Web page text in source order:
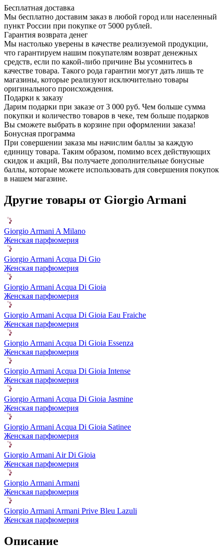
Бесплатная доставка
Мы бесплатно доставим заказ в любой город или населенный
пункт России при покупке от 5000 рублей.
Гарантия возврата денег
Мы настолько уверены в качестве реализуемой продукции,
что гарантируем нашим покупателям возврат денежных
средств, если по какой-либо причине Вы усомнитесь в
качестве товара. Такого рода гарантии могут дать лишь те
магазины, которые реализуют исключительно товары
оригинального происхождения.
Подарки к заказу
Дарим подарки при заказе от 3 000 руб. Чем больше сумма
покупки и количество товаров в чеке, тем больше подарков
Вы сможете выбрать в корзине при оформлении заказа!
Бонусная программа
При совершении заказа мы начислим баллы за каждую
единицу товара. Таким образом, помимо всех действующих
скидок и акций, Вы получаете дополнительные бонусные
баллы, которые можете использовать для совершения покупок
в нашем магазине.
Другие товары от Giorgio Armani
Giorgio Armani A Milano
Женская парфюмерия
Giorgio Armani Acqua Di Gio
Женская парфюмерия
Giorgio Armani Acqua Di Gioia
Женская парфюмерия
Giorgio Armani Acqua Di Gioia Eau Fraiche
Женская парфюмерия
Giorgio Armani Acqua Di Gioia Essenza
Женская парфюмерия
Giorgio Armani Acqua Di Gioia Intense
Женская парфюмерия
Giorgio Armani Acqua Di Gioia Jasmine
Женская парфюмерия
Giorgio Armani Acqua Di Gioia Satinee
Женская парфюмерия
Giorgio Armani Air Di Gioia
Женская парфюмерия
Giorgio Armani Armani
Женская парфюмерия
Giorgio Armani Armani Prive Bleu Lazuli
Женская парфюмерия
Описание